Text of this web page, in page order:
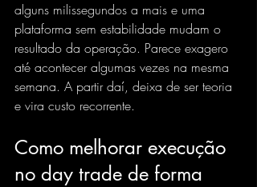
alguns milissegundos a mais e uma
plataforma sem estabilidade mudam o
resultado da operação. Parece exagero
até acontecer algumas vezes na mesma
semana. A partir daí, deixa de ser teoria
e vira custo recorrente.
Como melhorar execução
no day trade de forma